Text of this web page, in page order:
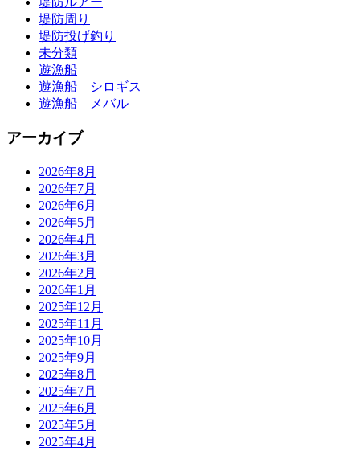
堤防周り
堤防投げ釣り
未分類
遊漁船
遊漁船 シロギス
遊漁船 メバル
アーカイブ
2026年8月
2026年7月
2026年6月
2026年5月
2026年4月
2026年3月
2026年2月
2026年1月
2025年12月
2025年11月
2025年10月
2025年9月
2025年8月
2025年7月
2025年6月
2025年5月
2025年4月